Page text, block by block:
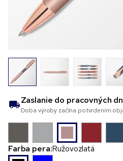
Zaslanie do pracovných
Doba výroby začína potvrdením
Farba pera:Ružovozlatá